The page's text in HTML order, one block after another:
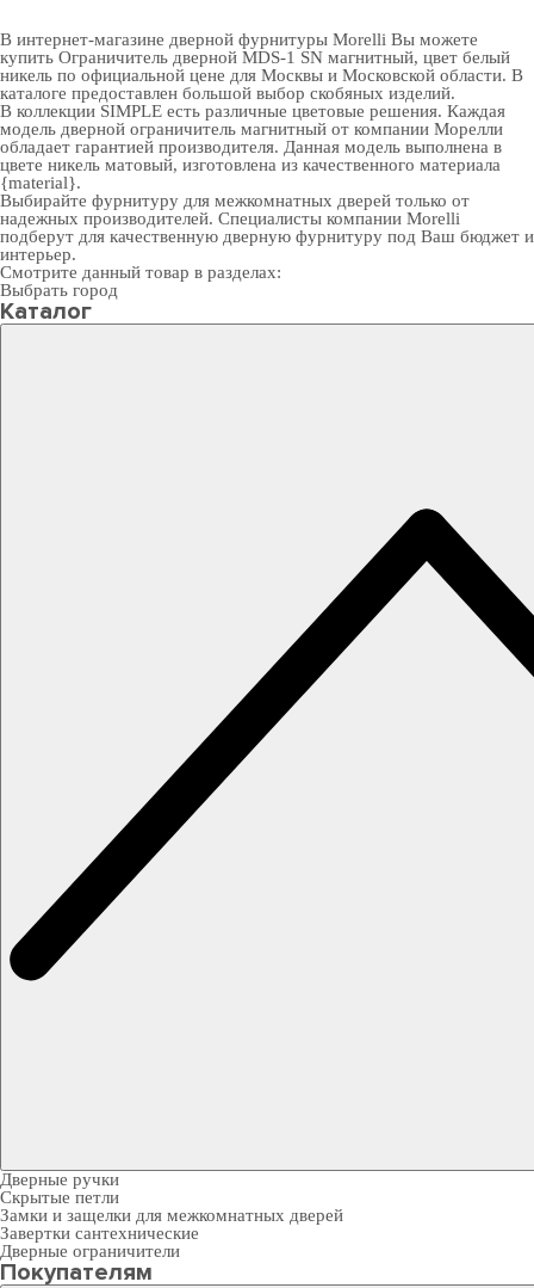
В интернет-магазине дверной фурнитуры Morelli Вы можете
купить Ограничитель дверной MDS-1 SN магнитный, цвет белый
никель по официальной цене для Москвы и Московской области. В
каталоге предоставлен большой выбор скобяных изделий.
В коллекции SIMPLE есть различные цветовые решения. Каждая
модель дверной ограничитель магнитный от компании Морелли
обладает гарантией производителя. Данная модель выполнена в
цвете никель матовый, изготовлена из качественного материала
{material}.
Выбирайте фурнитуру для межкомнатных дверей только от
надежных производителей. Специалисты компании Morelli
подберут для качественную дверную фурнитуру под Ваш бюджет и
интерьер.
Смотрите данный товар в разделах:
Выбрать город
Каталог
Дверные ручки
Скрытые петли
Замки и защелки для межкомнатных дверей
Завертки сантехнические
Дверные ограничители
Покупателям